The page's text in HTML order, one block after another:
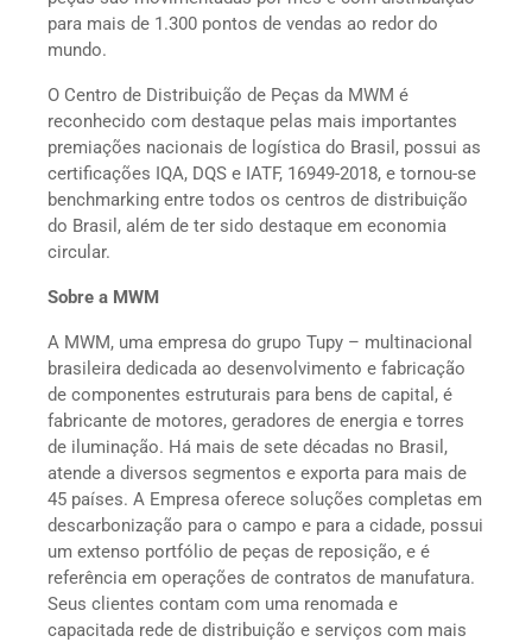
para mais de 1.300 pontos de vendas ao redor do
mundo.
O Centro de Distribuição de Peças da MWM é
reconhecido com destaque pelas mais importantes
premiações nacionais de logística do Brasil, possui as
certificações IQA, DQS e IATF, 16949-2018, e tornou-se
benchmarking entre todos os centros de distribuição
do Brasil, além de ter sido destaque em economia
circular.
Sobre a MWM
A MWM, uma empresa do grupo Tupy – multinacional
brasileira dedicada ao desenvolvimento e fabricação
de componentes estruturais para bens de capital, é
fabricante de motores, geradores de energia e torres
de iluminação. Há mais de sete décadas no Brasil,
atende a diversos segmentos e exporta para mais de
45 países. A Empresa oferece soluções completas em
descarbonização para o campo e para a cidade, possui
um extenso portfólio de peças de reposição, e é
referência em operações de contratos de manufatura.
Seus clientes contam com uma renomada e
capacitada rede de distribuição e serviços com mais